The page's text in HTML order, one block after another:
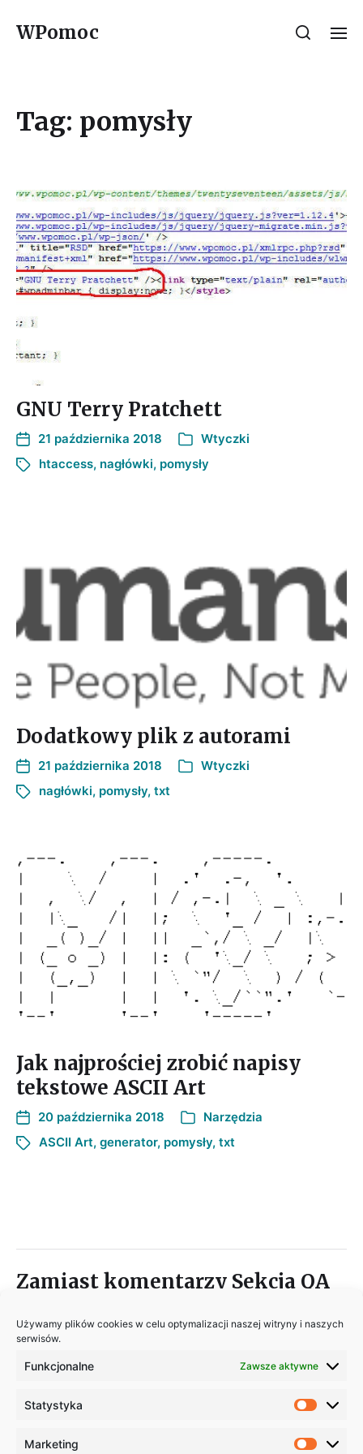
Używamy plików cookies w celu optymalizacji naszej witryny i naszych
serwisów.
Funkcjonalne Zawsze aktywne
Statystyka
Marketing
WPomoc
Tag: pomysły
GNU Terry Pratchett
21 października 2018
Wtyczki
htaccess, nagłówki, pomysły
Dodatkowy plik z autorami
21 października 2018
Wtyczki
nagłówki, pomysły, txt
Jak najprościej zrobić napisy
tekstowe ASCII Art
20 października 2018
Narzędzia
ASCII Art, generator, pomysły, txt
Zamiast komentarzy Sekcja QA
Sekcja QAzawiera wątek do każdego posta.
Dzięki takiemu rozwiązaniu będziemy mieć
łatwiejszy kontakt, zwłaszcza jeśli pojawią się
nie poruszyłem.